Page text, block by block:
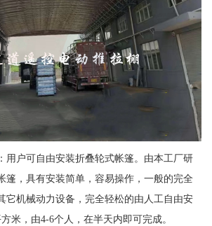
用户可自由安装折叠轮式帐篷。由本工厂研
篷，具有安装简单，容易操作，一般的完全
它机械动力设备，完全轻松的由人工自由安
米，由4-6个人，在半天内即可完成。